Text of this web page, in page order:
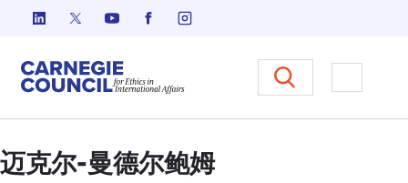
跳至内容
Carnegie Council 国际事务中的
打开菜单
迈克尔-曼德尔鲍姆